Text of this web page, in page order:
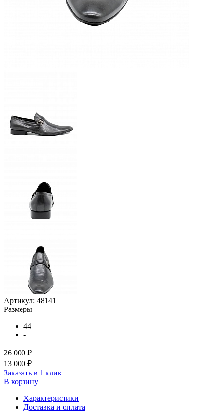
Артикул: 48141
Размеры
44
-
26 000 ₽
13 000 ₽
Заказать в 1 клик
В корзину
Характеристики
Доставка и оплата